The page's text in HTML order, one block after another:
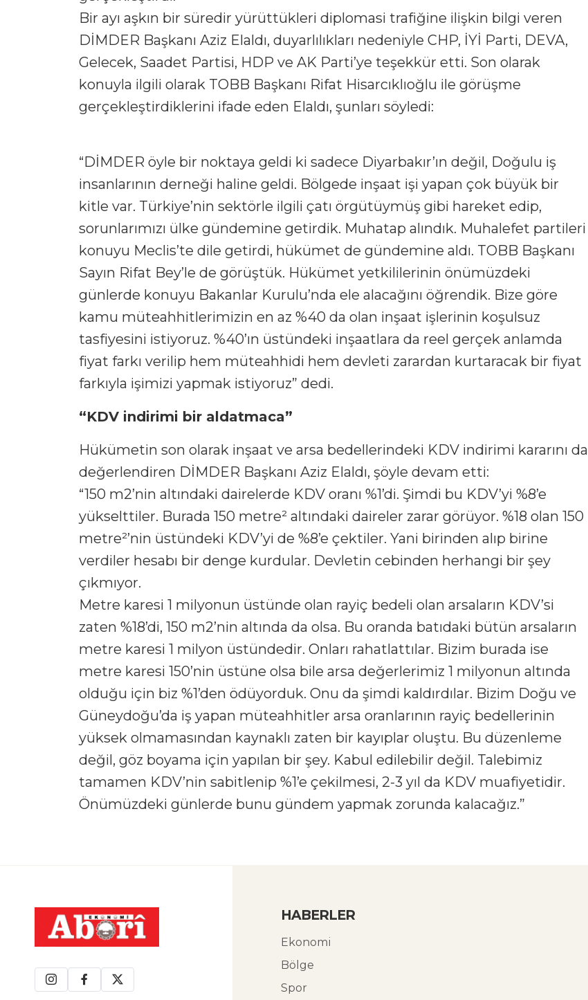
Bir ayı aşkın bir süredir yürüttükleri diplomasi trafiğine ilişkin bilgi veren
DİMDER Başkanı Aziz Elaldı, duyarlılıkları nedeniyle CHP, İYİ Parti, DEVA,
Gelecek, Saadet Partisi, HDP ve AK Parti’ye teşekkür etti. Son olarak
konuyla ilgili olarak TOBB Başkanı Rifat Hisarcıklıoğlu ile görüşme
gerçekleştirdiklerini ifade eden Elaldı, şunları söyledi:
“DİMDER öyle bir noktaya geldi ki sadece Diyarbakır’ın değil, Doğulu iş
insanlarının derneği haline geldi. Bölgede inşaat işi yapan çok büyük bir
kitle var. Türkiye’nin sektörle ilgili çatı örgütüymüş gibi hareket edip,
sorunlarımızı ülke gündemine getirdik. Muhatap alındık. Muhalefet partileri
konuyu Meclis’te dile getirdi, hükümet de gündemine aldı. TOBB Başkanı
Sayın Rifat Bey’le de görüştük. Hükümet yetkililerinin önümüzdeki
günlerde konuyu Bakanlar Kurulu’nda ele alacağını öğrendik. Bize göre
kamu müteahhitlerimizin en az %40 da olan inşaat işlerinin koşulsuz
tasfiyesini istiyoruz. %40’ın üstündeki inşaatlara da reel gerçek anlamda
fiyat farkı verilip hem müteahhidi hem devleti zarardan kurtaracak bir fiyat
farkıyla işimizi yapmak istiyoruz” dedi.
“KDV indirimi bir aldatmaca”
Hükümetin son olarak inşaat ve arsa bedellerindeki KDV indirimi kararını da
değerlendiren DİMDER Başkanı Aziz Elaldı, şöyle devam etti:
“150 m2’nin altındaki dairelerde KDV oranı %1’di. Şimdi bu KDV’yi %8’e
yükselttiler. Burada 150 metre² altındaki daireler zarar görüyor. %18 olan 150
metre²’nin üstündeki KDV’yi de %8’e çektiler. Yani birinden alıp birine
verdiler hesabı bir denge kurdular. Devletin cebinden herhangi bir şey
çıkmıyor.
Metre karesi 1 milyonun üstünde olan rayiç bedeli olan arsaların KDV’si
zaten %18’di, 150 m2’nin altında da olsa. Bu oranda batıdaki bütün arsaların
metre karesi 1 milyon üstündedir. Onları rahatlattılar. Bizim burada ise
metre karesi 150’nin üstüne olsa bile arsa değerlerimiz 1 milyonun altında
olduğu için biz %1’den ödüyorduk. Onu da şimdi kaldırdılar. Bizim Doğu ve
Güneydoğu’da iş yapan müteahhitler arsa oranlarının rayiç bedellerinin
yüksek olmamasından kaynaklı zaten bir kayıplar oluştu. Bu düzenleme
değil, göz boyama için yapılan bir şey. Kabul edilebilir değil. Talebimiz
tamamen KDV’nin sabitlenip %1’e çekilmesi, 2-3 yıl da KDV muafiyetidir.
Önümüzdeki günlerde bunu gündem yapmak zorunda kalacağız.”
HABERLER
Ekonomi
Bölge
Spor